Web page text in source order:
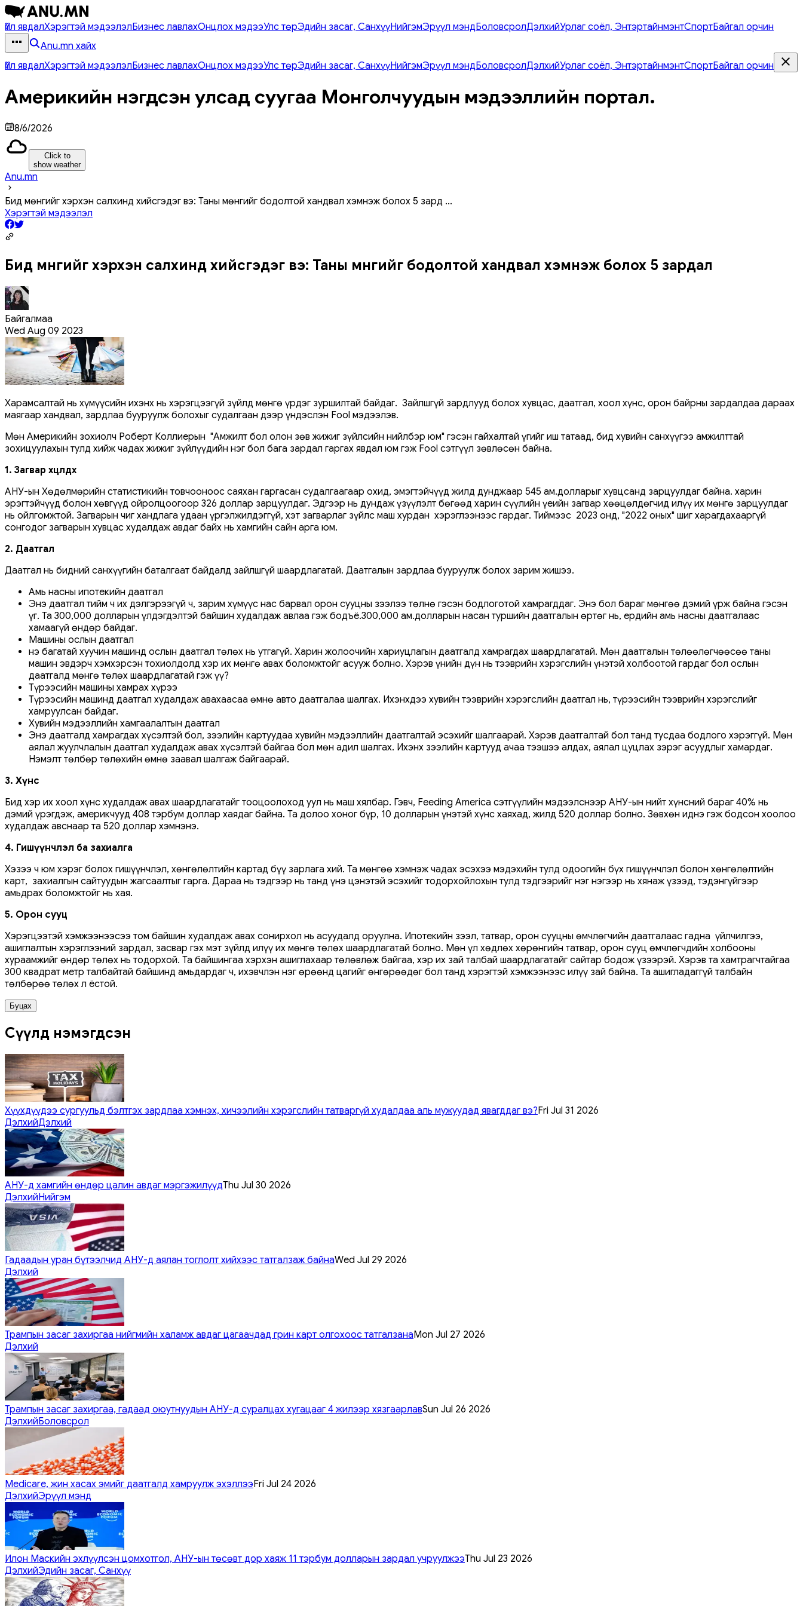
Үйл явдалХэрэгтэй мэдээлэлБизнес лавлахОнцлох мэдээУлс төрЭдийн засаг, СанхүүНийгэмЭрүүл мэндБоловсролДэлхийУрлаг соёл, ЭнтэртайнмэнтСпортБайгал орчин
Anu.mn хайх
Үйл явдалХэрэгтэй мэдээлэлБизнес лавлахОнцлох мэдээУлс төрЭдийн засаг, СанхүүНийгэмЭрүүл мэндБоловсролДэлхийУрлаг соёл, ЭнтэртайнмэнтСпортБайгал орчин
Америкийн нэгдсэн улсад суугаа Монголчуудын мэдээллийн портал.
8/6/2026
Click to
show weather
Anu.mn
Бид мөнгийг хэрхэн салхинд хийсгэдэг вэ: Таны мөнгийг бодолтой хандвал хэмнэж болох 5 зард ...
Хэрэгтэй мэдээлэл
Бид мөнгийг хэрхэн салхинд хийсгэдэг вэ: Таны мөнгийг бодолтой хандвал хэмнэж болох 5 зардал
Байгалмаа
Wed Aug 09 2023
Харамсалтай нь хүмүүсийн ихэнх нь хэрэгцээгүй зүйлд мөнгө үрдэг зуршилтай байдаг. Зайлшгүй зардлууд болох хувцас, даатгал, хоол хүнс, орон байрны зардалдаа дараах
маягаар хандвал, зардлаа бууруулж болохыг судалгаан дээр үндэслэн Fool мэдээлэв.
Мөн Америкийн зохиолч Роберт Коллиерын "Амжилт бол олон зөв жижиг зүйлсийн нийлбэр юм" гэсэн гайхалтай үгийг иш татаад, бид хувийн санхүүгээ амжилттай
зохицуулахын тулд хийж чадах жижиг зүйлүүдийн нэг бол бага зардал гаргах явдал юм гэж Fool сэтгүүл зөвлөсөн байна.
1. Загвар хөөцөлдөх
АНУ-ын Хөдөлмөрийн статистикийн товчооноос саяхан гаргасан судалгаагаар охид, эмэгтэйчүүд жилд дунджаар 545 ам.долларыг хувцсанд зарцуулдаг байна. харин
эрэгтэйчүүд болон хөвгүүд ойролцоогоор 326 доллар зарцуулдаг. Эдгээр нь дундаж үзүүлэлт бөгөөд харин сүүлийн үеийн загвар хөөцөлдөгчид илүү их мөнгө зарцуулдаг
нь ойлгомжтой. Загварын чиг хандлага удаан үргэлжилдэггүй, хэт загварлаг зүйлс маш хурдан хэрэглээнээс гардаг. Тиймээс 2023 онд, "2022 оных" шиг харагдахааргүй
сонгодог загварын хувцас худалдаж авдаг байх нь хамгийн сайн арга юм.
2. Даатгал
Даатгал нь бидний санхүүгийн баталгаат байдалд зайлшгүй шаардлагатай. Даатгалын зардлаа бууруулж болох зарим жишээ.
Амь насны ипотекийн даатгал
Энэ даатгал тийм ч их дэлгэрээгүй ч, зарим хүмүүс нас барвал орон сууцны зээлээ төлнө гэсэн бодлоготой хамрагддаг. Энэ бол бараг мөнгөө дэмий үрж байна гэсэн
үг. Та 300,000 долларын үлдэгдэлтэй байшин худалдаж авлаа гэж бодъё.300,000 ам.долларын насан туршийн даатгалын өртөг нь, ердийн амь насны даатгалаас
хамаагүй өндөр байдаг.
Машины ослын даатгал
Үнэ багатай хуучин машинд ослын даатгал төлөх нь утгагүй. Харин жолоочийн хариуцлагын даатгалд хамрагдах шаардлагатай. Мөн даатгалын төлөөлөгчөөсөө таны
машин эвдэрч хэмхэрсэн тохиолдолд хэр их мөнгө авах боломжтойг асууж болно. Хэрэв үнийн дүн нь тээврийн хэрэгслийн үнэтэй холбоотой гардаг бол ослын
даатгалд мөнгө төлөх шаардлагатай гэж үү?
Түрээсийн машины хамрах хүрээ
Түрээсийн машинд даатгал худалдаж авахаасаа өмнө авто даатгалаа шалгах. Ихэнхдээ хувийн тээврийн хэрэгслийн даатгал нь, түрээсийн тээврийн хэрэгслийг
хамруулсан байдаг.
Хувийн мэдээллийн хамгаалалтын даатгал
Энэ даатгалд хамрагдах хүсэлтэй бол, зээлийн картуудаа хувийн мэдээллийн даатгалтай эсэхийг шалгаарай. Хэрэв даатгалтай бол танд тусдаа бодлого хэрэггүй. Мөн
аялал жуулчлалын даатгал худалдаж авах хүсэлтэй байгаа бол мөн адил шалгах. Ихэнх зээлийн картууд ачаа тээшээ алдах, аялал цуцлах зэрэг асуудлыг хамардаг.
Нэмэлт төлбөр төлөхийн өмнө заавал шалгаж байгаарай.
3. Хүнс
Бид хэр их хоол хүнс худалдаж авах шаардлагатайг тооцоолоход уул нь маш хялбар. Гэвч, Feeding America сэтгүүлийн мэдээлснээр АНУ-ын нийт хүнсний бараг 40% нь
дэмий үрэгдэж, америкчууд 408 тэрбум доллар хаядаг байна. Та долоо хоног бүр, 10 долларын үнэтэй хүнс хаяхад, жилд 520 доллар болно. Зөвхөн иднэ гэж бодсон хоолоо
худалдаж авснаар та 520 доллар хэмнэнэ.
4. Гишүүнчлэл ба захиалга
Хэзээ ч юм хэрэг болох гишүүнчлэл, хөнгөлөлтийн картад бүү зарлага хий. Та мөнгөө хэмнэж чадах эсэхээ мэдэхийн тулд одоогийн бүх гишүүнчлэл болон хөнгөлөлтийн
карт, захиалгын сайтуудын жагсаалтыг гарга. Дараа нь тэдгээр нь танд үнэ цэнэтэй эсэхийг тодорхойлохын тулд тэдгээрийг нэг нэгээр нь хянаж үзээд, тэдэнгүйгээр
амьдрах боломжтойг нь хая.
5. Орон сууц
Хэрэгцээтэй хэмжээнээсээ том байшин худалдаж авах сонирхол нь асуудалд оруулна. Ипотекийн зээл, татвар, орон сууцны өмчлөгчийн даатгалаас гадна үйлчилгээ,
ашиглалтын хэрэглээний зардал, засвар гэх мэт зүйлд илүү их мөнгө төлөх шаардлагатай болно. Мөн үл хөдлөх хөрөнгийн татвар, орон сууц өмчлөгчдийн холбооны
хураамжийг өндөр төлөх нь тодорхой. Та байшингаа хэрхэн ашиглахаар төлөвлөж байгаа, хэр их зай талбай шаардлагатайг сайтар бодож үзээрэй. Хэрэв та хамтрагчтайгаа
300 квадрат метр талбайтай байшинд амьдардаг ч, ихэвчлэн нэг өрөөнд цагийг өнгөрөөдөг бол танд хэрэгтэй хэмжээнээс илүү зай байна. Та ашигладаггүй талбайн
төлбөрөө төлөх л ёстой.
Буцах
Сүүлд нэмэгдсэн
Хүүхдүүдээ сургуульд бэлтгэх зардлаа хэмнэх, хичээлийн хэрэгслийн татваргүй худалдаа аль мужуудад явагддаг вэ?Fri Jul 31 2026
ДэлхийДэлхий
АНУ-д хамгийн өндөр цалин авдаг мэргэжилүүдThu Jul 30 2026
ДэлхийНийгэм
Гадаадын уран бүтээлчид АНУ-д аялан тоглолт хийхээс татгалзаж байнаWed Jul 29 2026
Дэлхий
Трампын засаг захиргаа нийгмийн халамж авдаг цагаачдад грин карт олгохоос татгалзанаMon Jul 27 2026
Дэлхий
Трампын засаг захиргаа, гадаад оюутнуудын АНУ-д суралцах хугацааг 4 жилээр хязгаарлавSun Jul 26 2026
ДэлхийБоловсрол
Medicare, жин хасах эмийг даатгалд хамруулж эхэллээFri Jul 24 2026
ДэлхийЭрүүл мэнд
Илон Маскийн эхлүүлсэн цомхотгол, АНУ-ын төсөвт дор хаяж 11 тэрбум долларын зардал учруулжээThu Jul 23 2026
ДэлхийЭдийн засаг, Санхүү